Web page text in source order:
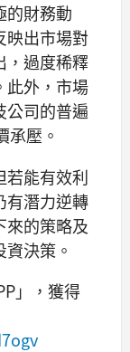
的財務動
映出市場對
，過度稀釋
此外，市場
公司的普遍
壓。
若能有效利
有潛力逆轉
來的策略及
決策。
」，獲得